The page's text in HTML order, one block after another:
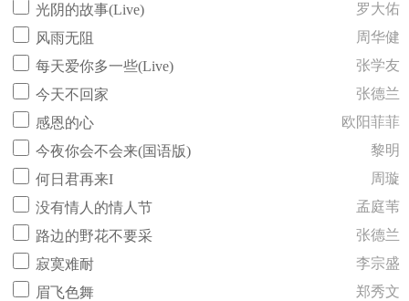
光阴的故事(Live)
罗大佑
风雨无阻
周华健
每天爱你多一些(Live)
张学友
今天不回家
张德兰
感恩的心
欧阳菲菲
今夜你会不会来(国语版)
黎明
何日君再来I
周璇
没有情人的情人节
孟庭苇
路边的野花不要采
张德兰
寂寞难耐
李宗盛
眉飞色舞
郑秀文